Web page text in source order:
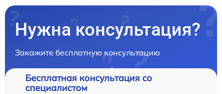
Нужна консультация?
Закажите бесплатную консультацию
Бесплатная консультация со
специалистом